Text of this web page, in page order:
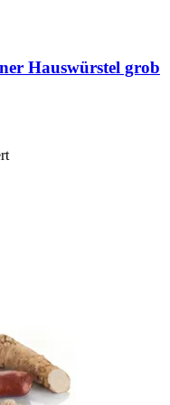
Hauswürstel grob